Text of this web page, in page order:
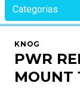
Categorias
Inicio KNOG
KNOG
PWR
MOUNT